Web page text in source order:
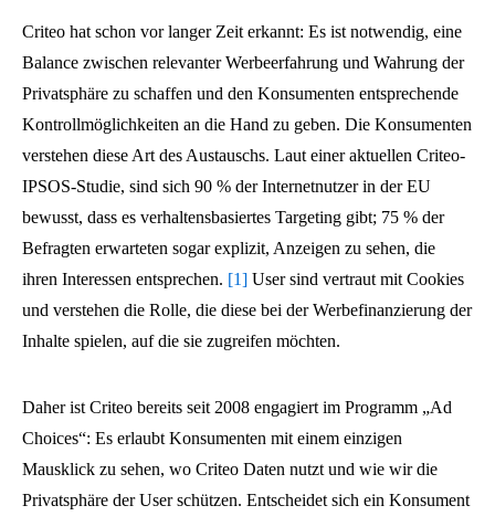
Criteo hat schon vor langer Zeit erkannt: Es ist notwendig, eine
Balance zwischen relevanter Werbeerfahrung und Wahrung der
Privatsphäre zu schaffen und den Konsumenten entsprechende
Kontrollmöglichkeiten an die Hand zu geben. Die Konsumenten
verstehen diese Art des Austauschs. Laut einer aktuellen Criteo-
IPSOS-Studie, sind sich 90 % der Internetnutzer in der EU
bewusst, dass es verhaltensbasiertes Targeting gibt; 75 % der
Befragten erwarteten sogar explizit, Anzeigen zu sehen, die
ihren Interessen entsprechen. [1] User sind vertraut mit Cookies
und verstehen die Rolle, die diese bei der Werbefinanzierung der
Inhalte spielen, auf die sie zugreifen möchten.
Daher ist Criteo bereits seit 2008 engagiert im Programm „Ad
Choices“: Es erlaubt Konsumenten mit einem einzigen
Mausklick zu sehen, wo Criteo Daten nutzt und wie wir die
Privatsphäre der User schützen. Entscheidet sich ein Konsument